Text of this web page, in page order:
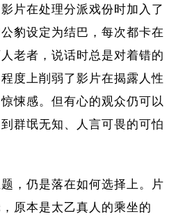
片在处理分派戏份时加入了
豹设定为结巴，每次都卡在
老者，说话时总是对着错的
度上削弱了影片在揭露人性
悚感。但有心的观众仍可以
群氓无知、人言可畏的可怕
，仍是落在如何选择上。片
原本是太乙真人的乘坐的